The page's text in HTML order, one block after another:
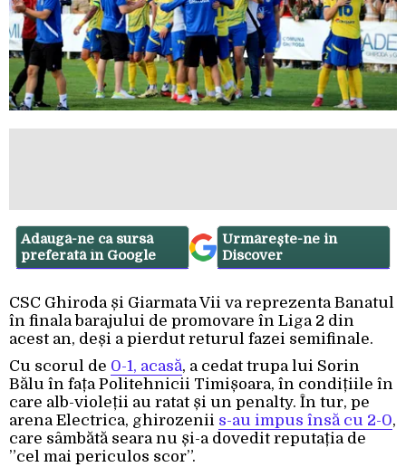
Adaugă-ne ca sursă
preferată în Google
Urmărește-ne in
Discover
CSC Ghiroda și Giarmata Vii va reprezenta Banatul
în finala barajului de promovare în Liga 2 din
acest an, deși a pierdut returul fazei semifinale.
Cu scorul de 0-1, acasă, a cedat trupa lui Sorin
Bălu în fața Politehnicii Timișoara, în condițiile în
care alb-violeții au ratat și un penalty. În tur, pe
arena Electrica, ghirozenii s-au impus însă cu 2-0,
care sâmbătă seara nu și-a dovedit reputația de
”cel mai periculos scor”.